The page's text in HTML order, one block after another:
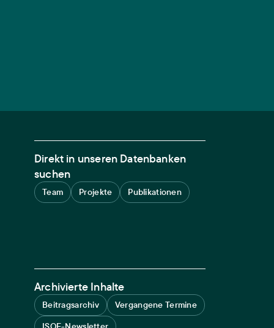
Direkt in unseren Datenbanken
suchen
Team Projekte Publikationen
Archivierte Inhalte
Beitragsarchiv
Vergangene Termine